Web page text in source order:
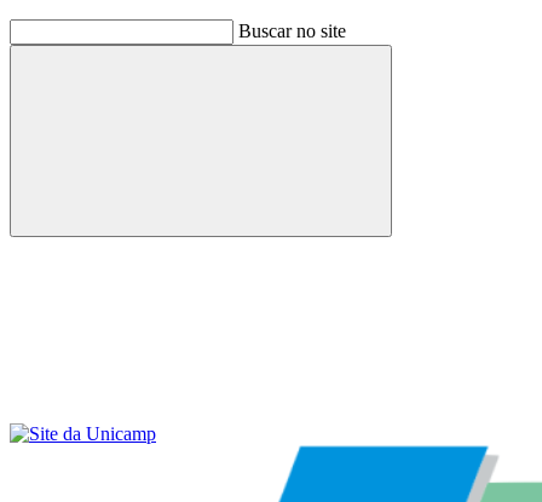
Buscar no site
Buscar